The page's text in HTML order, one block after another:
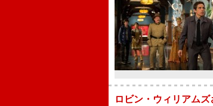
ロビン・ウィリアム